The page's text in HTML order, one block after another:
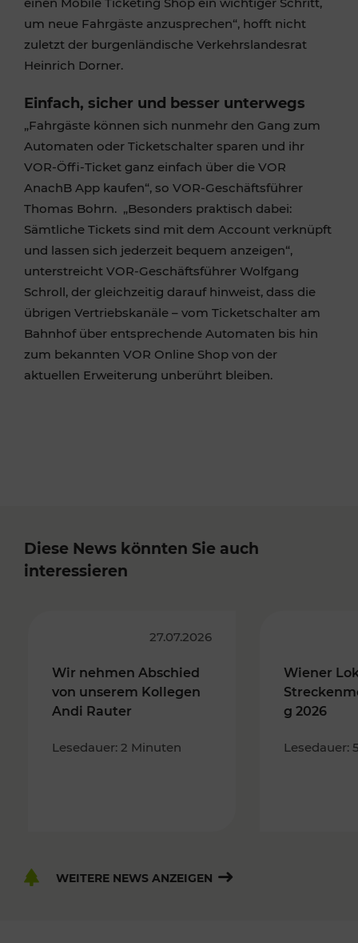
um neue Fahrgäste anzusprechen“, hofft nicht
zuletzt der burgenländische Verkehrslandesrat
Heinrich Dorner.
Einfach, sicher und besser unterwegs
„Fahrgäste können sich nunmehr den Gang zum
Automaten oder Ticketschalter sparen und ihr
VOR-Öffi-Ticket ganz einfach über die VOR
AnachB App kaufen“, so VOR-Geschäftsführer
Thomas Bohrn. „Besonders praktisch dabei:
Sämtliche Tickets sind mit dem Account verknüpft
und lassen sich jederzeit bequem anzeigen“,
unterstreicht VOR-Geschäftsführer Wolfgang
Schroll, der gleichzeitig darauf hinweist, dass die
übrigen Vertriebskanäle – vom Ticketschalter am
Bahnhof über entsprechende Automaten bis hin
zum bekannten VOR Online Shop von der
aktuellen Erweiterung unberührt bleiben.
Diese News könnten Sie auch
interessieren
27.07.2026
Wir nehmen Abschied
von unserem Kollegen
Andi Rauter
Lesedauer: 2 Minuten
Wiener
g 2026
Lesedauer:
WEITERE NEWS ANZEIGEN